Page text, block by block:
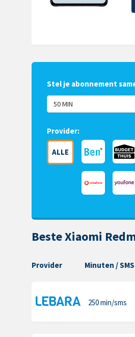
Stel je abonnement
50 MIN
Provider:
ALLE
Beste Xiaomi
Provider Minuten / SMS
250 min/sms